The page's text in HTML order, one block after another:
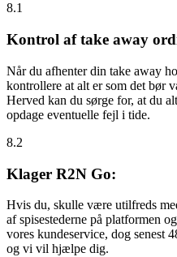
8.1
Kontrol af take away
Når du afhenter din take away
kontrollere at alt er som det bør
Herved kan du sørge for, at du
opdage eventuelle fejl i tide.
8.2
Klager R2N Go:
Hvis du, skulle være utilfreds
af spisestederne på platformen
vores kundeservice, dog senest
og vi vil hjælpe dig.